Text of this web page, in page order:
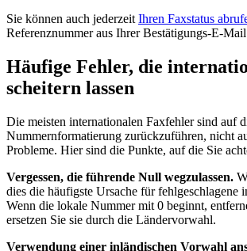
Sie können auch jederzeitIhren Faxstatus
Referenznummer aus Ihrer Bestätigungs-E-
Häufige Fehler, die
scheitern lassen
Die meisten internationalen Faxfehler sind auf
Nummernformatierung zurückzuführen, nicht
Probleme. Hier sind die Punkte, auf die Sie
Vergessen, die führende Null wegzulassen.
dies die häufigste Ursache für fehlgeschlagene
Wenn die lokale Nummer mit 0 beginnt,
ersetzen Sie sie durch die Ländervorwahl.
Verwendung einer inländischen Vorwahl